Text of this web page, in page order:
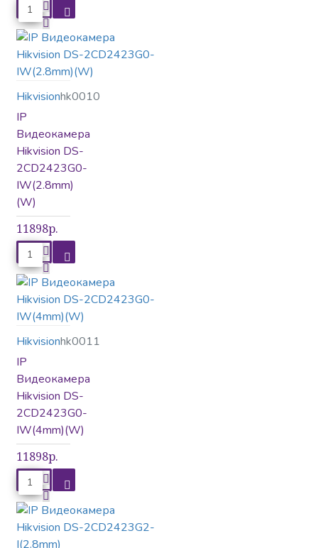
Hikvisionhk0010
IP
Видеокамера
Hikvision DS-
2CD2423G0-
IW(2.8mm)
(W)
11898р.
Hikvisionhk0011
IP
Видеокамера
Hikvision DS-
2CD2423G0-
IW(4mm)(W)
11898р.